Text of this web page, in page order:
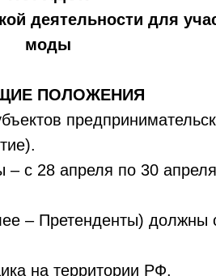
деятельности для
моды
ПОЛОЖЕНИЯ
– с 28 апреля по 30
– Претенденты) должны
на территории РФ.